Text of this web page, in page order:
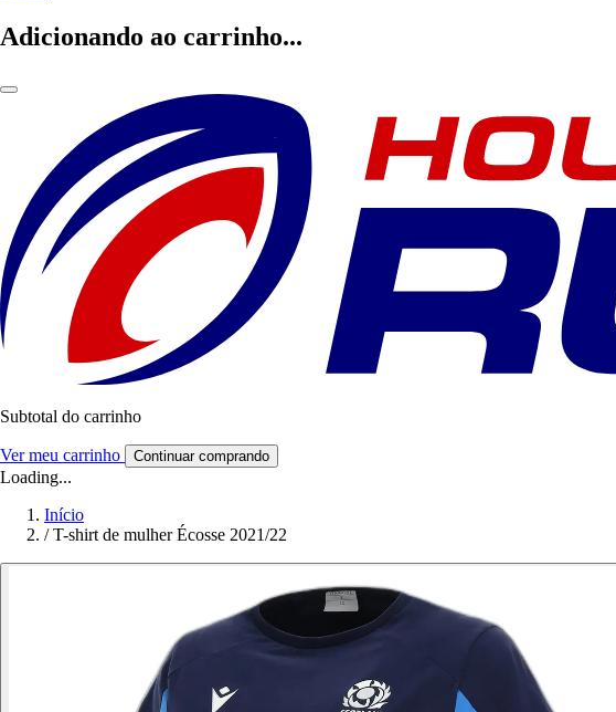
Adicionando ao carrinho...
Subtotal do carrinho
Ver meu carrinho Continuar comprando
Loading...
Início
/ T-shirt de mulher Écosse 2021/22